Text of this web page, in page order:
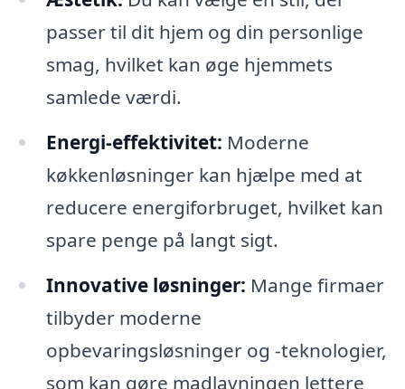
passer til dit hjem og din personlige
smag, hvilket kan øge hjemmets
samlede værdi.
Energi-effektivitet: Moderne
køkkenløsninger kan hjælpe med at
reducere energiforbruget, hvilket kan
spare penge på langt sigt.
Innovative løsninger: Mange firmaer
tilbyder moderne
opbevaringsløsninger og -teknologier,
som kan gøre madlavningen lettere